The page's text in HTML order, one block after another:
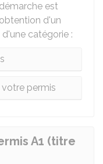
est
obtention d'un
catégorie :
permis
A1 (titre